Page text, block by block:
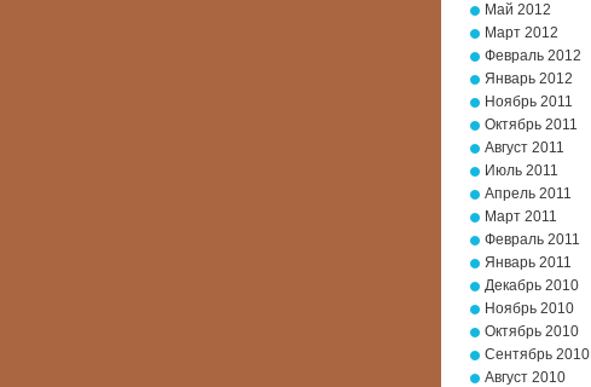
Май 2012
Март 2012
Февраль 2012
Январь 2012
Ноябрь 2011
Октябрь 2011
Август 2011
Июль 2011
Апрель 2011
Март 2011
Февраль 2011
Январь 2011
Декабрь 2010
Ноябрь 2010
Октябрь 2010
Сентябрь 2010
Август 2010